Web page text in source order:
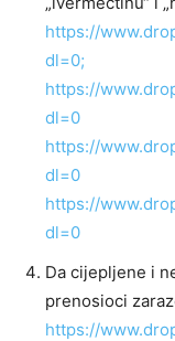
https://
dl=0;
https://
dl=0
https://
dl=0
https://
dl=0
Da cijepljene i
prenosioci
https://